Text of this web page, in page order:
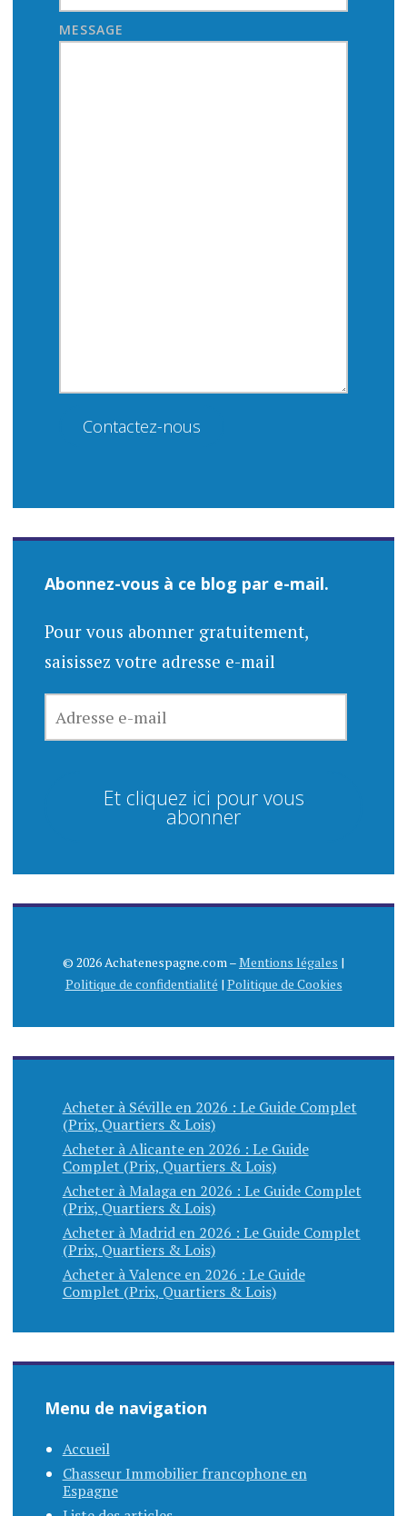
MESSAGE
Contactez-nous
Abonnez-vous à ce blog par e-mail.
Pour vous abonner gratuitement,
saisissez votre adresse e-mail
E-
MAIL
Et cliquez ici pour vous
abonner
© 2026 Achatenespagne.com –Mentions légales |
Politique de confidentialité | Politique de Cookies
Acheter à Séville en 2026 : Le Guide Complet
(Prix, Quartiers & Lois)
Acheter à Alicante en 2026 : Le Guide
Complet (Prix, Quartiers & Lois)
Acheter à Malaga en 2026 : Le Guide Complet
(Prix, Quartiers & Lois)
Acheter à Madrid en 2026 : Le Guide Complet
(Prix, Quartiers & Lois)
Acheter à Valence en 2026 : Le Guide
Complet (Prix, Quartiers & Lois)
Menu de navigation
Accueil
Chasseur Immobilier francophone en
Espagne